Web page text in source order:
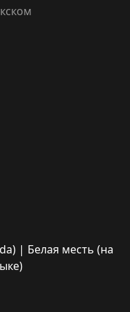
| Белая месть (на